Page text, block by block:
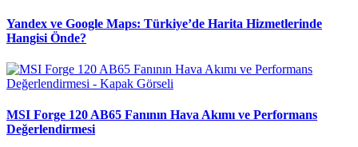
Yandex ve Google Maps: Türkiye’de Harita Hizmetlerinde
Hangisi Önde?
MSI Forge 120 AB65 Fanının Hava Akımı ve Performans
Değerlendirmesi